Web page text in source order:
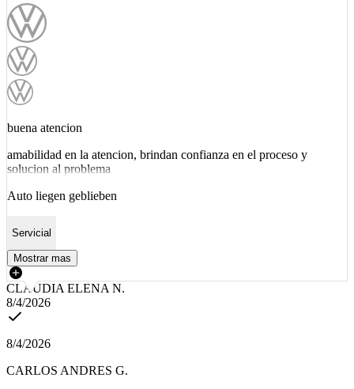
buena atencion
amabilidad en la atencion, brindan confianza en el proceso y
solucion al problema
Auto liegen geblieben
Servicial
Mostrar mas
CLAUDIA ELENA N.
8/4/2026
8/4/2026
CARLOS ANDRES G.